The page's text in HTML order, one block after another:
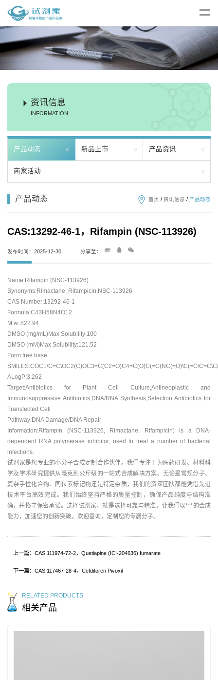
资讯信息
INFORMATION
产品动态 新品上市 产品资讯
商家活动
产品动态 首页 / 资讯信息 / 产品动态
CAS:13292-46-1，Rifampin (NSC-113926)
发布时间：2025-12-30 分享至：
Name:Rifampin (NSC-113926)
Synonyms:Rimactane, Rifampicin,NSC-113926
CAS Number:13292-46-1
Formula:C43H58N4O12
M.w.:822.94
DMSO (mg/mL)Max Solubility:100
DMSO (mM)Max Solubility:121.52
Form:free base
ALogP:3.262
Target:Antibiotics for Plant Cell Culture,Antineoplastic and
Immunosuppressive Antibiotics,DNA/RNA Synthesis,Selection Antibiotics for
Transfected Cell
Pathway:DNA Damage/DNA Repair
Information:Rifampin (NSC-113926, Rimactane, Rifampicin) is a DNA-
dependent RNA polymerase inhibitor, used to treat a number of bacterial
infections.
试剂家是您专业的小分子合成定制合作伙伴。我们专注于为医药研发、材料科
学及学术研究提供从毫克到公斤级的一站式合成解决方案。无论是常规分子、
复杂手性化合物、同位素标记物还是特定杂质，我们的资深团队都能凭借先进
技术平台高效完成。我们始终坚持严格的质量控制，确保产品纯度与结构准
确，并恪守保密承诺。选择试剂家，就是选择可靠与精准，让我们以***的合成
能力，加速您的创新突破。欢迎垂询，定制您的专属分子。
上一篇：CAS:111974-72-2，Quetiapine (ICI-204636) fumarate
下一篇：CAS:117467-28-4，Cefditoren Pivoxil
RELATED PRODUCTS
相关产品